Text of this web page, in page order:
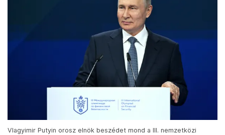
Vlagyimir Putyin orosz elnök beszédet mond a III. nemzetközi